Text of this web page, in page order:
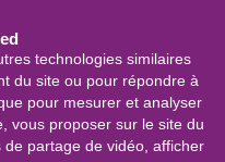
technologies similaires
du site ou pour répondre à
pour mesurer et analyser
vous proposer sur le site du
partage de vidéo, afficher